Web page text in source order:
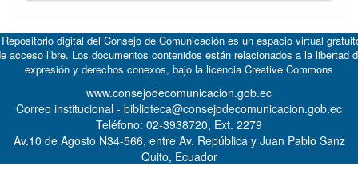
digital del Consejo de Comunicación es un espacio virtual
acceso libre. Los documentos contenidos están relacionados a la libertad
expresión y derechos conexos, bajo la licencia Creative Commons
www.consejodecomunicacion.gob.ec
Correo institucional - biblioteca@consejodecomunicacion.gob.ec
Teléfono: 02-3938720, Ext. 2279
Av.10 de Agosto N34-566, entre Av. República y Juan Pablo Sanz
Quito, Ecuador